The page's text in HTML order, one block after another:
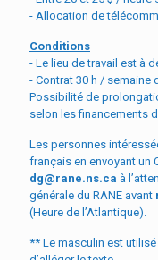
- Allocation de
Conditions
- Le lieu de travail est à
- Contrat 30 h / semaine
Possibilité de
selon les financements
Les personnes
français en envoyant un
dg@rane.ns.ca à
générale du RANE avant
(Heure de l’Atlantique).
** Le masculin est